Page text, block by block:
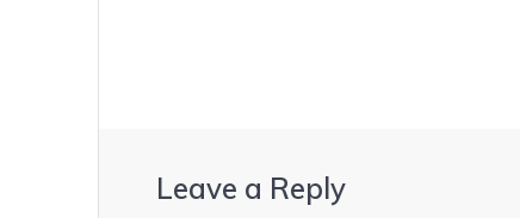
Leave a Reply